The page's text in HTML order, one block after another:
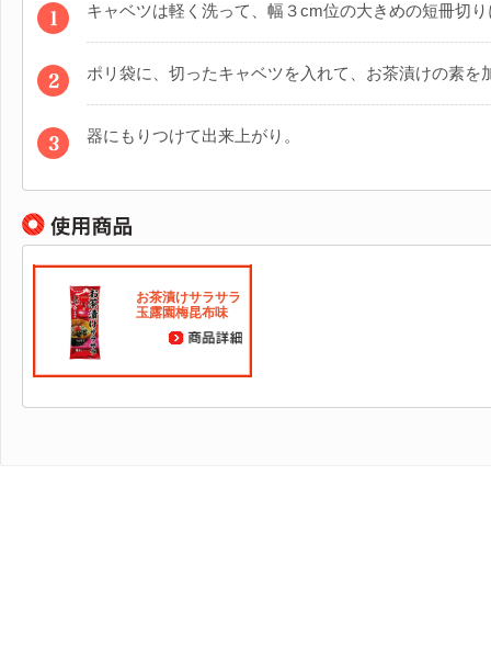
キャベツは軽く洗って、幅３cm位の大きめの短冊切
ポリ袋に、切ったキャベツを入れて、お茶漬けの素を
器にもりつけて出来上がり。
お茶漬けサラサラ
玉露園梅昆布味